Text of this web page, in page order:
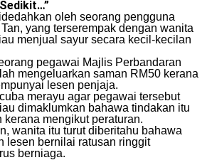
oleh seorang pengguna
yang terserempak dengan wanita
menjual sayur secara kecil-kecilan
pegawai Majlis Perbandaran
mengeluarkan saman RM50 kerana
lesen penjaja.
merayu agar pegawai tersebut
dimaklumkan bahawa tindakan itu
mengikut peraturan.
wanita itu turut diberitahu bahawa
lesen bernilai ratusan ringgit
berniaga.